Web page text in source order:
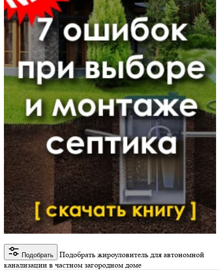
Подобрать
Подобрать жироуловитель для автономной
канализации в частном загородном доме